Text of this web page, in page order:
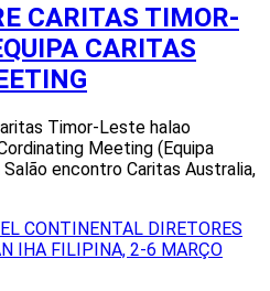
CARITAS TIMOR-
CARITAS
Timor-Leste halao
Meeting (Equipa
encontro Caritas Australia,